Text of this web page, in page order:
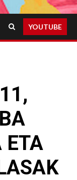
YOUTUBE
ETA